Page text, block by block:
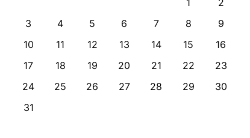
1
2
3
4 5 6 7 8
9
10
11 12 13 14 15
16
17
18 19 20 21 22
23
24
25 26 27 28 29
30
31